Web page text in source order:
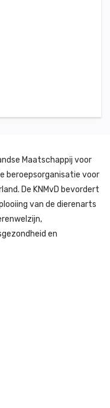
Maatschappij voor
beroepsorganisatie voor
De KNMvD bevordert
van de dierenarts
en